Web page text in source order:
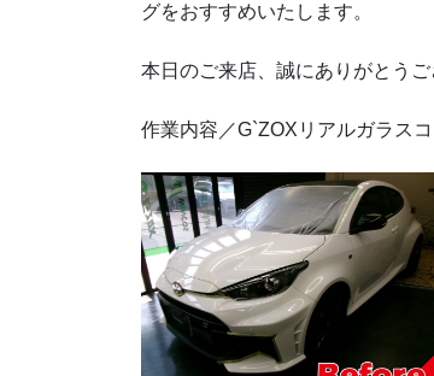
グをおすすめいたします。
本日のご来店、誠にありがとうご
作業内容／G`ZOXリアルガラス